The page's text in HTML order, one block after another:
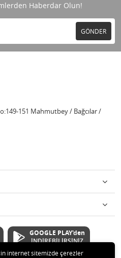
Haberdar Olun!
GÖNDER
151 Mahmutbey / Bağcılar /
GOOGLE PLAY'den
İNDİREBİLİRSİNİZ
internet sitemizde çerezler